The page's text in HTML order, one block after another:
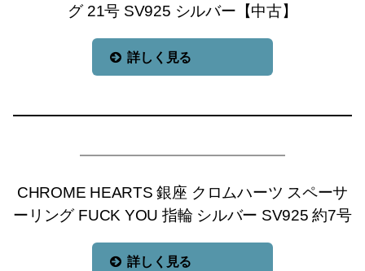
グ 21号 SV925 シルバー【中古】
詳しく見る
CHROME HEARTS 銀座 クロムハーツ スペーサ
ーリング FUCK YOU 指輪 シルバー SV925 約7号
詳しく見る